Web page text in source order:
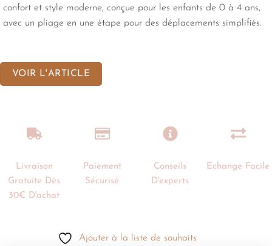
confort et style moderne, conçue pour les enfants de 0 à 4 ans,
avec un pliage en une étape pour des déplacements simplifiés.
VOIR L'ARTICLE
Livraison
Gratuite Dès
30€ D'achat
Paiement
Sécurisé
Conseils
D'experts
Echange Facile
Ajouter à la liste de souhaits